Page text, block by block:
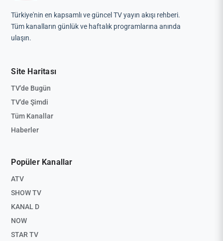
Türkiye'nin en kapsamlı ve güncel TV yayın akışı rehberi.
Tüm kanalların günlük ve haftalık programlarına anında
ulaşın.
Site Haritası
TV'de Bugün
TV'de Şimdi
Tüm Kanallar
Haberler
Popüler Kanallar
ATV
SHOW TV
KANAL D
NOW
STAR TV